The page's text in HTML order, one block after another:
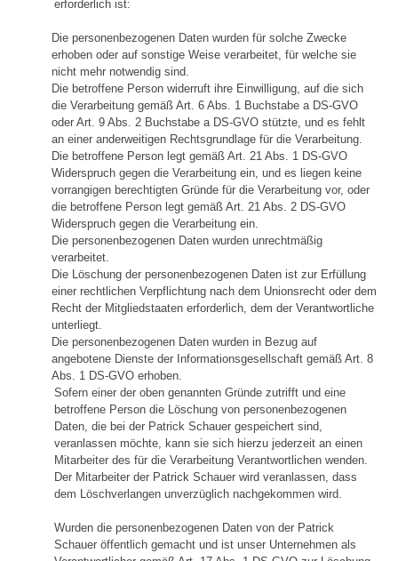
erforderlich ist:
Die personenbezogenen Daten wurden für solche Zwecke
erhoben oder auf sonstige Weise verarbeitet, für welche sie
nicht mehr notwendig sind.
Die betroffene Person widerruft ihre Einwilligung, auf die sich
die Verarbeitung gemäß Art. 6 Abs. 1 Buchstabe a DS-GVO
oder Art. 9 Abs. 2 Buchstabe a DS-GVO stützte, und es fehlt
an einer anderweitigen Rechtsgrundlage für die Verarbeitung.
Die betroffene Person legt gemäß Art. 21 Abs. 1 DS-GVO
Widerspruch gegen die Verarbeitung ein, und es liegen keine
vorrangigen berechtigten Gründe für die Verarbeitung vor, oder
die betroffene Person legt gemäß Art. 21 Abs. 2 DS-GVO
Widerspruch gegen die Verarbeitung ein.
Die personenbezogenen Daten wurden unrechtmäßig
verarbeitet.
Die Löschung der personenbezogenen Daten ist zur Erfüllung
einer rechtlichen Verpflichtung nach dem Unionsrecht oder dem
Recht der Mitgliedstaaten erforderlich, dem der Verantwortliche
unterliegt.
Die personenbezogenen Daten wurden in Bezug auf
angebotene Dienste der Informationsgesellschaft gemäß Art. 8
Abs. 1 DS-GVO erhoben.
Sofern einer der oben genannten Gründe zutrifft und eine
betroffene Person die Löschung von personenbezogenen
Daten, die bei der Patrick Schauer gespeichert sind,
veranlassen möchte, kann sie sich hierzu jederzeit an einen
Mitarbeiter des für die Verarbeitung Verantwortlichen wenden.
Der Mitarbeiter der Patrick Schauer wird veranlassen, dass
dem Löschverlangen unverzüglich nachgekommen wird.
Wurden die personenbezogenen Daten von der Patrick
Schauer öffentlich gemacht und ist unser Unternehmen als